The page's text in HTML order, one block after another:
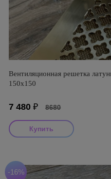
Вентиляционная решетка
150х150
7 480 ₽ 8680
-16%